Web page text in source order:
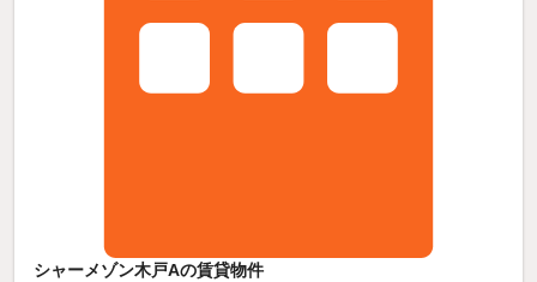
シャーメゾン木戸Aの賃貸物件